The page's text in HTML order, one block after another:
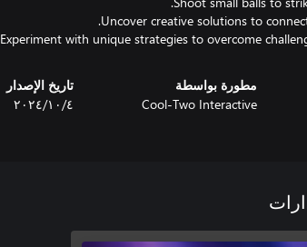
Experiment with unique strategies to overcome
مطورة بواسطة
Cool-Two Interactive
تاريخ الإصدار
٤‏/١٠‏/٢٠٢٤